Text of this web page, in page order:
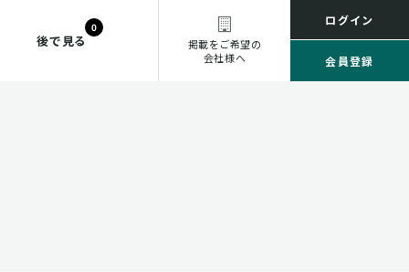
後で見る
0
掲載をご希望の
会社様へ
ログイン
会員登録